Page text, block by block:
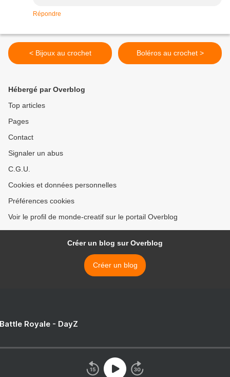
Répondre
< Bijoux au crochet Boléros au crochet >
Hébergé par Overblog
Top articles
Pages
Contact
Signaler un abus
C.G.U.
Cookies et données personnelles
Préférences cookies
Voir le profil de monde-creatif sur le portail Overblog
Créer un blog sur Overblog
Créer un blog
Royale - DayZ